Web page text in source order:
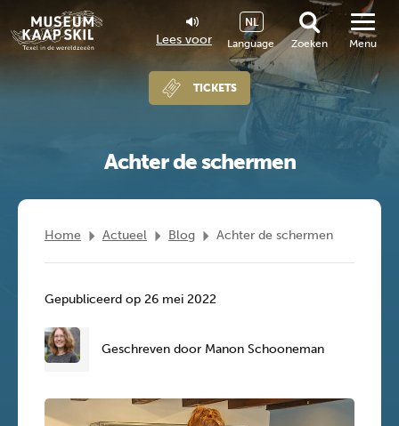
Lees voor Language
NL
Zoeken
TICKETS
Menu
Achter de schermen
Home Actueel Blog Achter de schermen
Gepubliceerd op 26 mei 2022
Geschreven door Manon Schooneman